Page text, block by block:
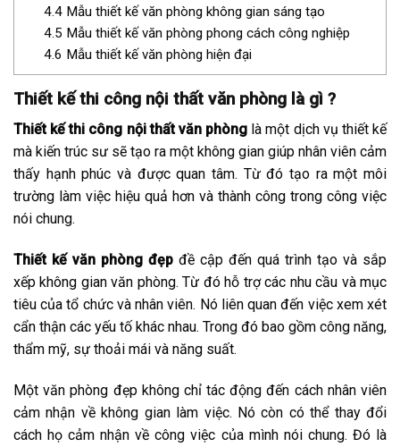
4.4Mẫu thiết kế văn phòng không gian sáng tạo
4.5 Mẫu thiết kế văn phòng phong cách công nghiệp
4.6 Mẫu thiết kế văn phòng hiện đại
Thiết kế thi công nội thất văn phòng là gì ?
Thiết kế thi công nội thất văn phòng là một dịch vụ thiết kế
mà kiến trúc sư sẽ tạo ra một không gian giúp nhân viên cảm
thấy hạnh phúc và được quan tâm. Từ đó tạo ra một môi
trường làm việc hiệu quả hơn và thành công trong công việc
nói chung.
Thiết kế văn phòng đẹp đề cập đến quá trình tạo và sắp
xếp không gian văn phòng. Từ đó hỗ trợ các nhu cầu và mục
tiêu của tổ chức và nhân viên. Nó liên quan đến việc xem xét
cẩn thận các yếu tố khác nhau. Trong đó bao gồm công năng,
thẩm mỹ, sự thoải mái và năng suất.
Một văn phòng đẹp không chỉ tác động đến cách nhân viên
cảm nhận về không gian làm việc. Nó còn có thể thay đổi
cách họ cảm nhận về công việc của mình nói chung. Đó là